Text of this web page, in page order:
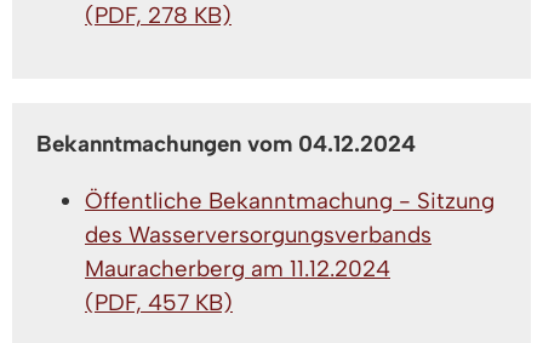
(PDF, 278 KB)
Bekanntmachungen vom 04.12.2024
Öffentliche Bekanntmachung - Sitzung
des Wasserversorgungsverbands
Mauracherberg am 11.12.2024
(PDF, 457 KB)